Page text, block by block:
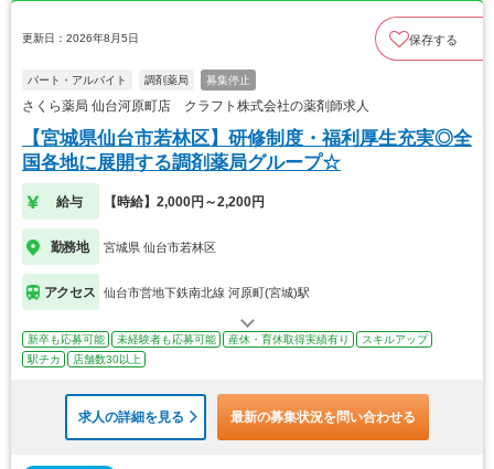
更新日：2026年8月5日 保存する
パート・アルバイト 調剤薬局 募集停止
さくら薬局 仙台河原町店 クラフト株式会社の薬剤師求人
【宮城県仙台市若林区】研修制度・福利厚生充実◎全
国各地に展開する調剤薬局グループ☆
給与 【時給】2,000円～2,200円
勤務地 宮城県 仙台市若林区
アクセス 仙台市営地下鉄南北線 河原町(宮城)駅
新卒も応募可能 未経験者も応募可能 産休・育休取得実績有り
スキルアップ
駅チカ
店舗数30以上
求人の詳細を見る 最新の募集状況を問い合わせる